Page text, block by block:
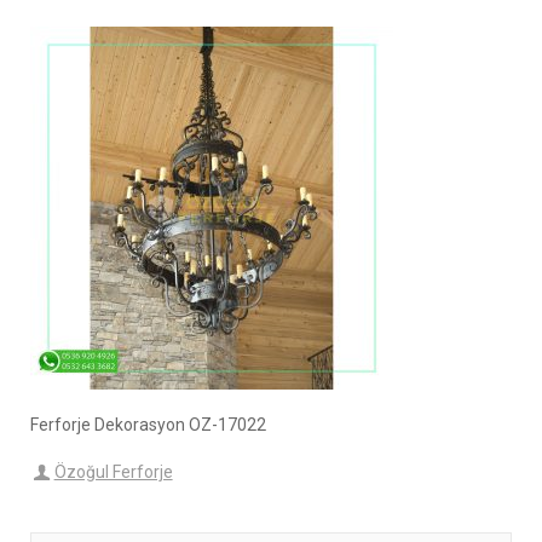
Ferforje Dekorasyon OZ-17022
Özoğul Ferforje